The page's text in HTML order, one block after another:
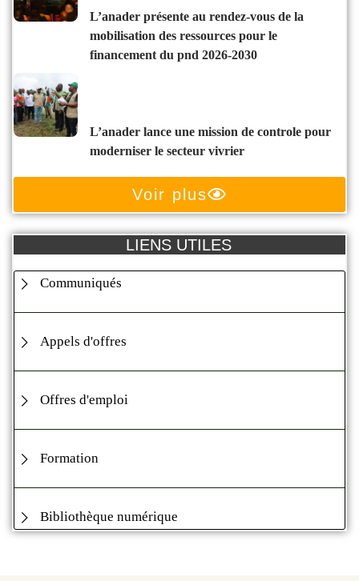
l’anader présente au rendez-vous de la
mobilisation des ressources pour le
financement du pnd 2026-2030
l’anader lance une mission de controle pour
moderniser le secteur vivrier
Voir plus
LIENS UTILES
Communiqués
Appels d'offres
Offres d'emploi
Formation
Bibliothèque numérique